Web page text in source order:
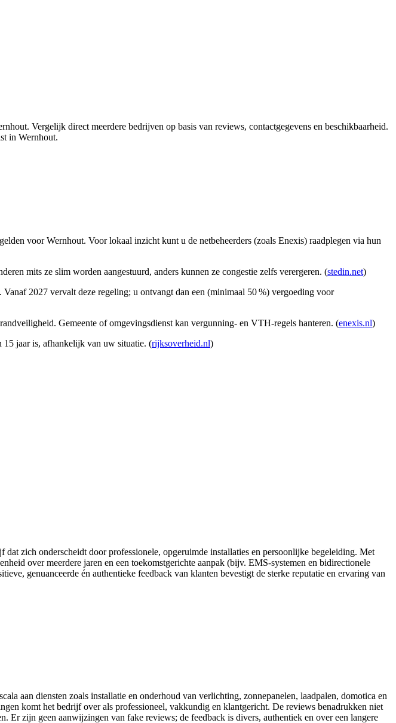
. Vergelijk direct meerdere bedrijven op basis van reviews, contactgegevens en beschikbaarheid.
in Wernhout.
voor Wernhout. Voor lokaal inzicht kunt u de netbeheerders (zoals Enexis) raadplegen via hun
mits ze slim worden aangestuurd, anders kunnen ze congestie zelfs verergeren. (stedin.net)
2027 vervalt deze regeling; u ontvangt dan een (minimaal 50 %) vergoeding voor
Gemeente of omgevingsdienst kan vergunning- en VTH-regels hanteren. (enexis.nl)
15 jaar is, afhankelijk van uw situatie. (rijksoverheid.nl)
zich onderscheidt door professionele, opgeruimde installaties en persoonlijke begeleiding. Met
over meerdere jaren en een toekomstgerichte aanpak (bijv. EMS-systemen en bidirectionele
genuanceerde én authentieke feedback van klanten bevestigt de sterke reputatie en ervaring van
aan diensten zoals installatie en onderhoud van verlichting, zonnepanelen, laadpalen, domotica en
komt het bedrijf over als professioneel, vakkundig en klantgericht. De reviews benadrukken niet
Er zijn geen aanwijzingen van fake reviews; de feedback is divers, authentiek en over een langere